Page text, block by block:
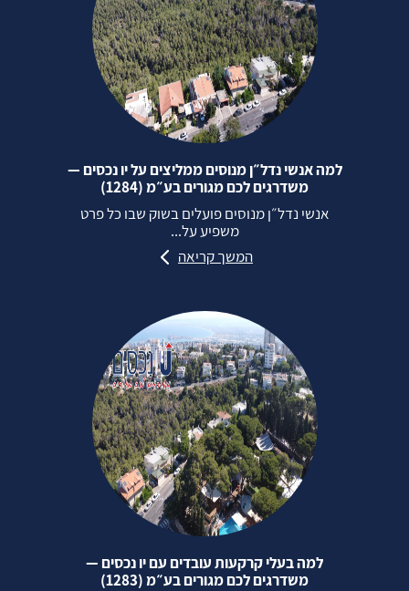
למה אנשי נדל״ן מנוסים ממליצים על יו נכסים —
משדרגים לכם מגורים בע״מ (1284)
אנשי נדל״ן מנוסים פועלים בשוק שבו כל פרט
משפיע על...
המשך קריאה
למה בעלי קרקעות עובדים עם יו נכסים —
משדרגים לכם מגורים בע״מ (1283)